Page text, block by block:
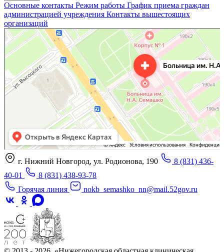
Основные контакты Режим работы График приема граждан
администрацией учреждения Контакты вышестоящих
организаций
«Нижегородская областная клиническая больница имени Н.А. Семашко»
Отделение больницы, госпиталя в Нижнем Новгороде
Больница для взрослых в Нижнем Новгороде
г. Нижний Новгород, ул. Родионова, 190
8 (831) 436-
40-01
8 (831) 438-93-78
Горячая линия
nokb_semashko_nn@mail.52gov.ru